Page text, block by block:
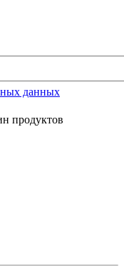
данных
продуктов